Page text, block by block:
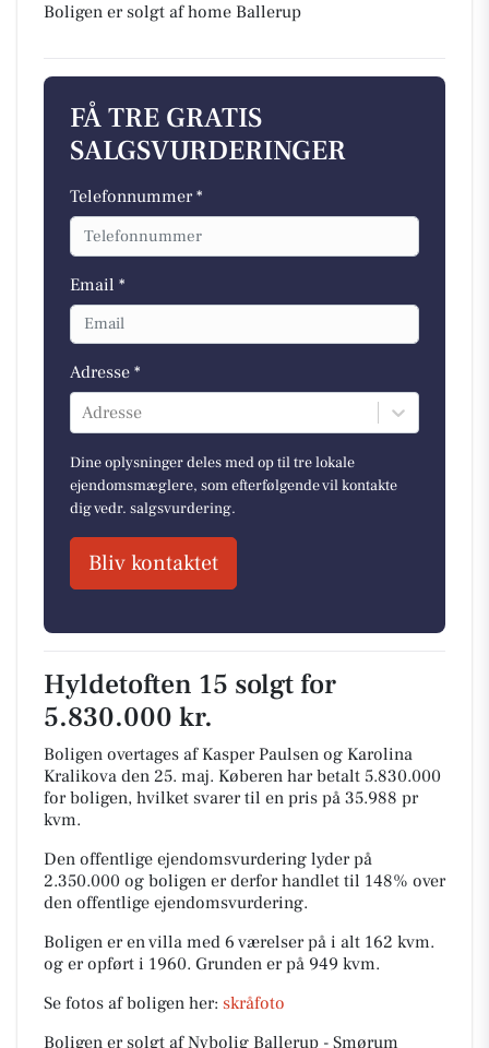
Boligen er solgt af home Ballerup
FÅ TRE GRATIS
SALGSVURDERINGER
Telefonnummer *
Email *
Adresse *
Adresse
Dine oplysninger deles med op til tre lokale
ejendomsmæglere, som efterfølgende vil kontakte
dig vedr. salgsvurdering.
Bliv kontaktet
Hyldetoften 15 solgt for
5.830.000 kr.
Boligen overtages af Kasper Paulsen og Karolina
Kralikova den 25. maj. Køberen har betalt 5.830.000
for boligen, hvilket svarer til en pris på 35.988 pr
kvm.
Den offentlige ejendomsvurdering lyder på
2.350.000 og boligen er derfor handlet til 148% over
den offentlige ejendomsvurdering.
Boligen er en villa med 6 værelser på i alt 162 kvm.
og er opført i 1960. Grunden er på 949 kvm.
Se fotos af boligen her: skråfoto
Boligen er solgt af Nybolig Ballerup - Smørum